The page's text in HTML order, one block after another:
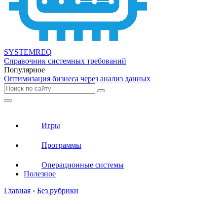
SYSTEMREQ
Справочник системных требований
Популярное
Оптимизация бизнеса через анализ данных
Игры
Программы
Операционные системы
Полезное
Главная › Без рубрики